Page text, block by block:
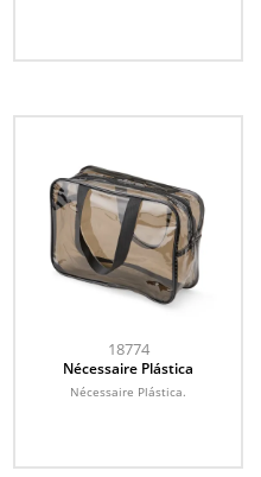
18774
Nécessaire Plástica
Nécessaire Plástica.